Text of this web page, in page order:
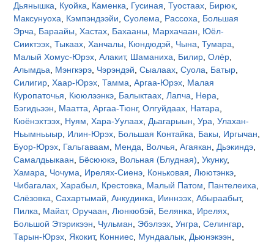
Дьянышка
Куойка Каменка Гусиная ,Туостаах Бирюк
Максунуоха
Кэмпэндээйи ,Суолема Рассоха
Большая
Эрча
Бараайы ,Хастах Бахааны Мархачаан
Юёл-
Сииктээх ,Тыкаах ,Ханчалы Кюндюдэй Чына ,Тумара
Малый Хомус-Юрэх ,Алакит, Шаманиха Билир ,Олёр
Алымдьа
Мэнгкэрэ Чэрэндэй ,Сыалаах ,Суола Батыр
Силигир ,Хаар-Юрэх ,Тамма ,Аргаа-Юрэх Малая
Куропаточья
Кююлээнкэ Балыктаах ,Лапча Нера
Бэгидьээн
Маатта ,Аргаа-Тюнг,Олгуйдаах Натара
Кюёнэхтээх Нуям ,Хара-Уулаах Дьагарыын ,Ура ,Улахан-
Ньымньыыр Илин-Юрэх Большая Контайка Бакы Иргычан
Буор-Юрэх Гальгаваам Менда Волчья ,Агаякан Дьэкиндэ
Самалдьыкаан
Бёсююкэ Вольная (Блудная) ,Укунку,
Хамара
Чочума Ирелях-Сиенэ Коньковая ,Люютэнкэ
Чибагалах ,Харабыл Крестовка Малый Патом Пантелеиха
Слёзовка ,Сахартымай ,Анкудинка Ииннээх ,Абыраабыт,
Пилка
Майат,Оручаан ,Люнкюбэй Белянка Ирелях
Большой Этэрикээн
Чульман Эбэлээх ,Унгра ,Селингар
Тарын-Юрэх Якокит, Конниес Мундаалык Дьюнэкээн